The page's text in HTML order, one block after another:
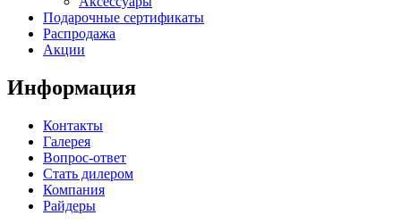
Подарочные сертификаты
Распродажа
Акции
Информация
Контакты
Галерея
Вопрос-ответ
Стать дилером
Компания
Райдеры